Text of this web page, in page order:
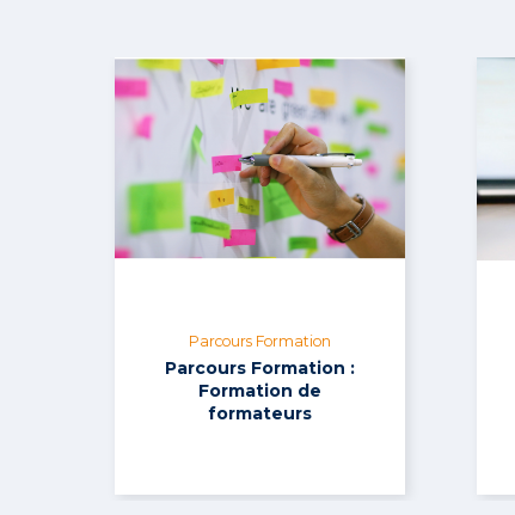
Parcours Formation
Parcours Formation :
Formation de
formateurs